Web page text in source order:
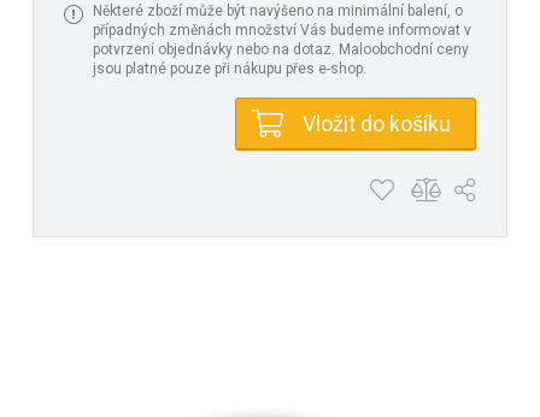
Některé zboží může být navýšeno na minimální balení, o
případných změnách množství Vás budeme informovat v
potvrzení objednávky nebo na dotaz. Maloobchodní ceny
jsou platné pouze při nákupu přes e-shop.
Vložit do košíku